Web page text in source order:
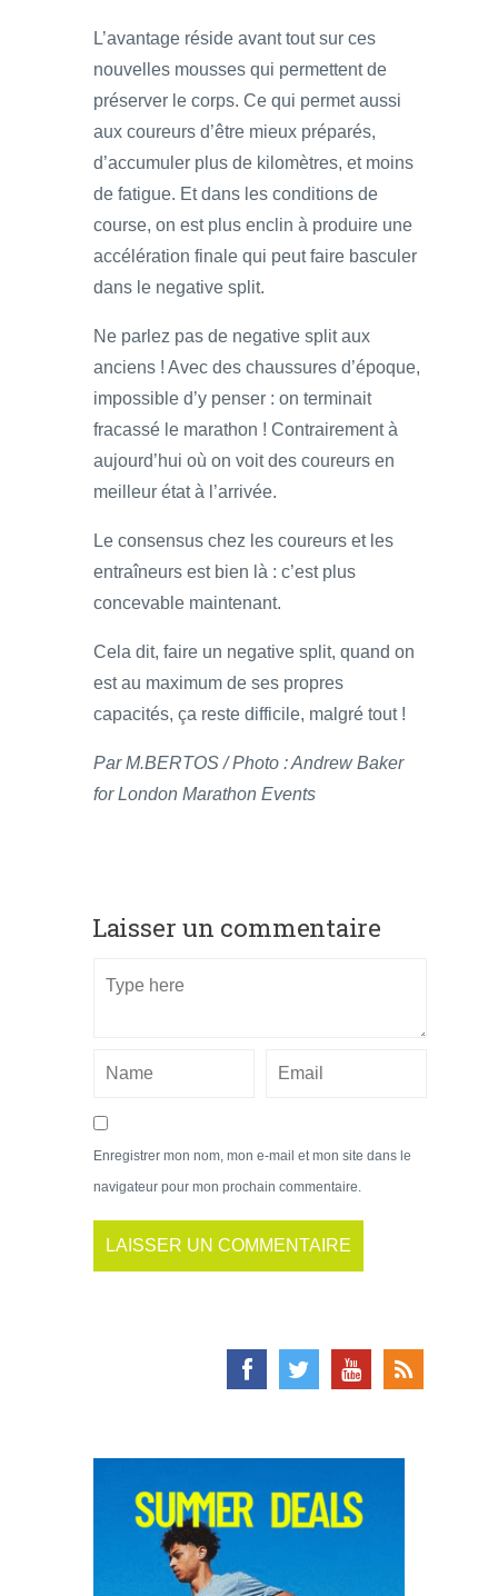
L’avantage réside avant tout sur ces
nouvelles mousses qui permettent de
préserver le corps. Ce qui permet aussi
aux coureurs d’être mieux préparés,
d’accumuler plus de kilomètres, et moins
de fatigue. Et dans les conditions de
course, on est plus enclin à produire une
accélération finale qui peut faire basculer
dans le negative split.
Ne parlez pas de negative split aux
anciens ! Avec des chaussures d’époque,
impossible d’y penser : on terminait
fracassé le marathon ! Contrairement à
aujourd’hui où on voit des coureurs en
meilleur état à l’arrivée.
Le consensus chez les coureurs et les
entraîneurs est bien là : c’est plus
concevable maintenant.
Cela dit, faire un negative split, quand on
est au maximum de ses propres
capacités, ça reste difficile, malgré tout !
Par M.BERTOS / Photo : Andrew Baker
for London Marathon Events
Laisser un commentaire
Enregistrer mon nom, mon e-mail et mon site dans le
navigateur pour mon prochain commentaire.